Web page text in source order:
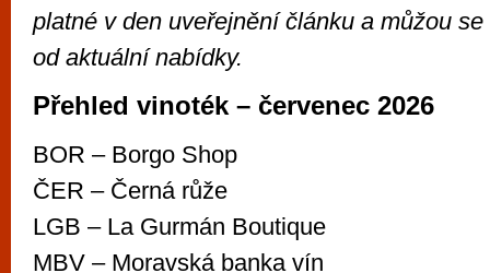
platné v den uveřejnění článku a můžou
od aktuální nabídky.
Přehled vinoték – červenec 2026
BOR – Borgo Shop
ČER – Černá růže
LGB – La Gurmán Boutique
MBV – Moravská banka vín